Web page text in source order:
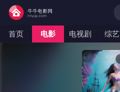
首页 电影 电视剧 综艺